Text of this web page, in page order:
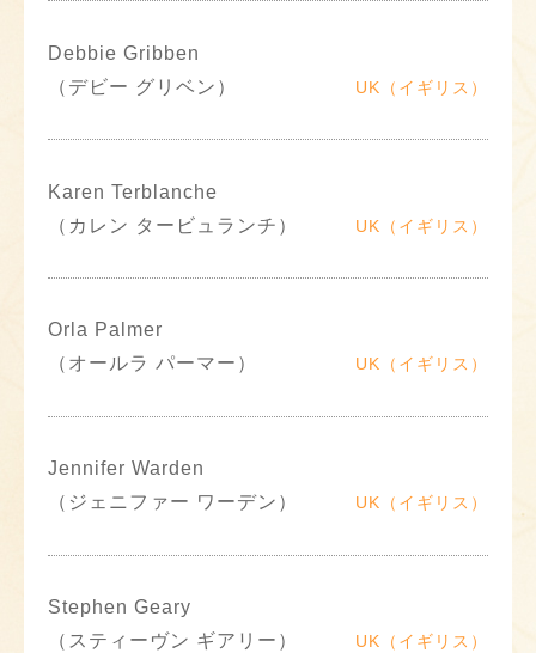
Debbie Gribben
（デビー グリベン）
UK（イギリス）
Karen Terblanche
（カレン タービュランチ）
UK（イギリス）
Orla Palmer
（オールラ パーマー）
UK（イギリス）
Jennifer Warden
（ジェニファー ワーデン）
UK（イギリス）
Stephen Geary
（スティーヴン ギアリー）
UK（イギリス）